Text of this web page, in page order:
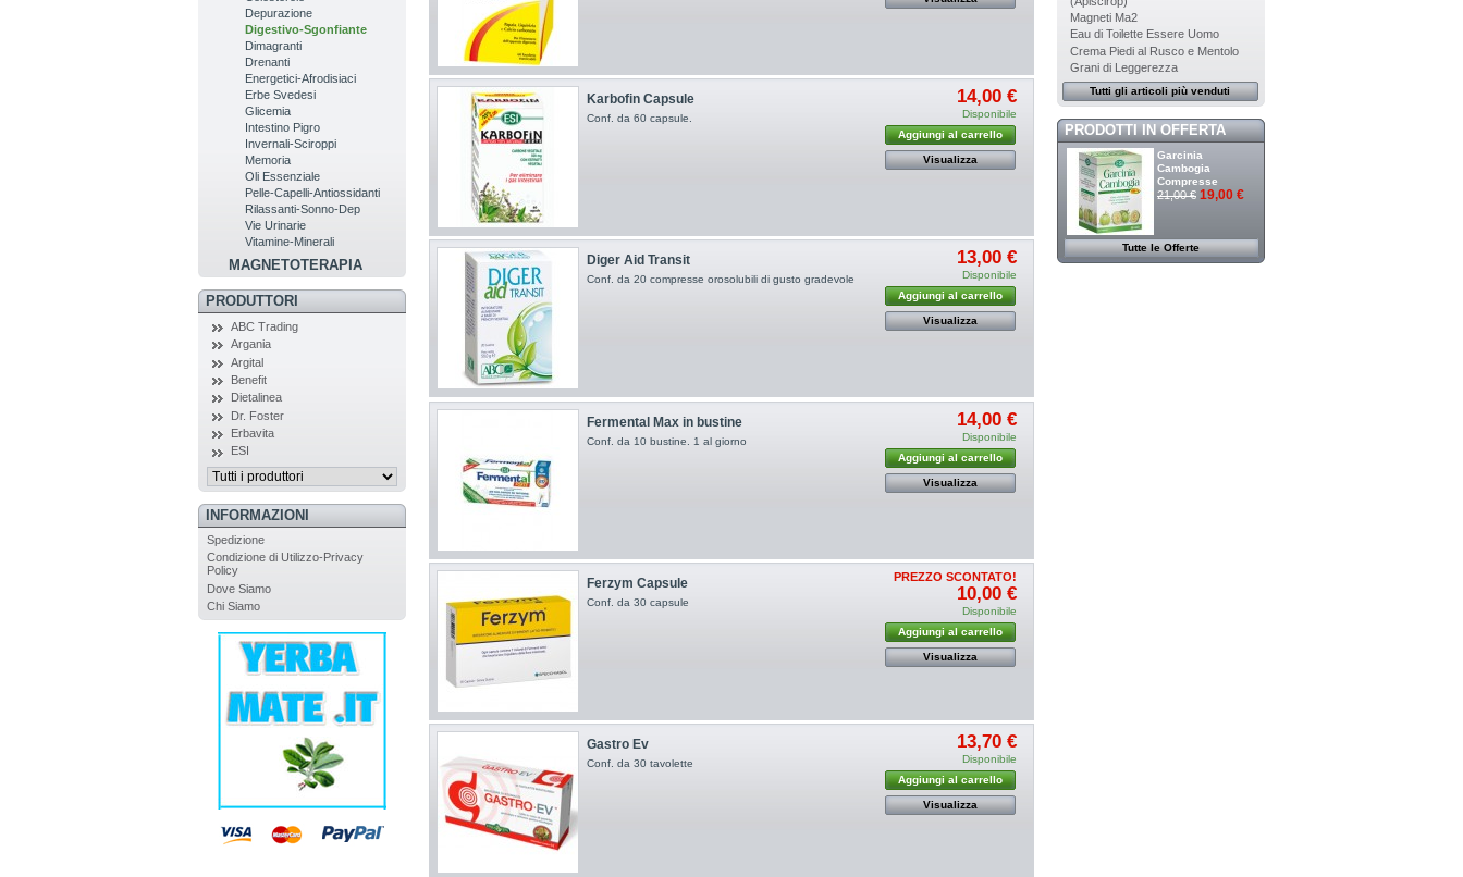
Depurazione
Digestivo-Sgonfiante
Dimagranti
Drenanti
Energetici-Afrodisiaci
Erbe Svedesi
Glicemia
Intestino Pigro
Invernali-Sciroppi
Memoria
Oli Essenziale
Pelle-Capelli-Antiossidanti
Rilassanti-Sonno-Dep
Vie Urinarie
Vitamine-Minerali
MAGNETOTERAPIA
PRODUTTORI
ABC Trading
Argania
Argital
Benefit
Dietalinea
Dr. Foster
Erbavita
ESI
INFORMAZIONI
Spedizione
Condizione di Utilizzo-Privacy
Policy
Dove Siamo
Chi Siamo
Karbofin Capsule
Conf. da 60 capsule.
14,00 €
Disponibile
Aggiungi al carrello
Visualizza
Diger Aid Transit
Conf. da 20 compresse orosolubili di gusto gradevole
13,00 €
Disponibile
Aggiungi al carrello
Visualizza
Fermental Max in bustine
Conf. da 10 bustine. 1 al giorno
14,00 €
Disponibile
Aggiungi al carrello
Visualizza
Ferzym Capsule
Conf. da 30 capsule
PREZZO SCONTATO!
10,00 €
Disponibile
Aggiungi al carrello
Visualizza
Gastro Ev
Conf. da 30 tavolette
13,70 €
Disponibile
Aggiungi al carrello
Visualizza
Magneti Ma2
Eau di Toilette Essere Uomo
Crema Piedi al Rusco e Mentolo
Grani di Leggerezza
Tutti gli articoli più venduti
PRODOTTI IN OFFERTA
Garcinia
Cambogia
Compresse
21,00 € 19,00 €
Tutte le Offerte